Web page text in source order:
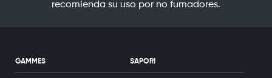
recomienda su uso por no fumadores.
GAMMES SAPORI